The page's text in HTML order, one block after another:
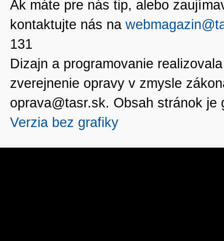
Ak máte pre nás tip, alebo
kontaktujte nás na
131
Dizajn a programovanie
zverejnenie opravy v zmysle
oprava@tasr.sk. Obsah stránok
Verzia bez grafiky